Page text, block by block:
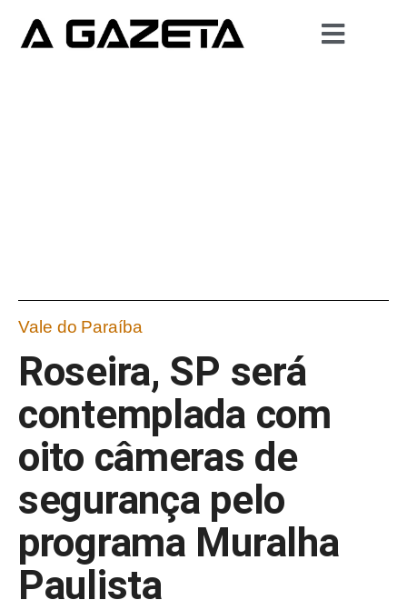
Vale do Paraíba
Roseira, SP será
contemplada com
oito câmeras de
segurança pelo
programa Muralha
Paulista